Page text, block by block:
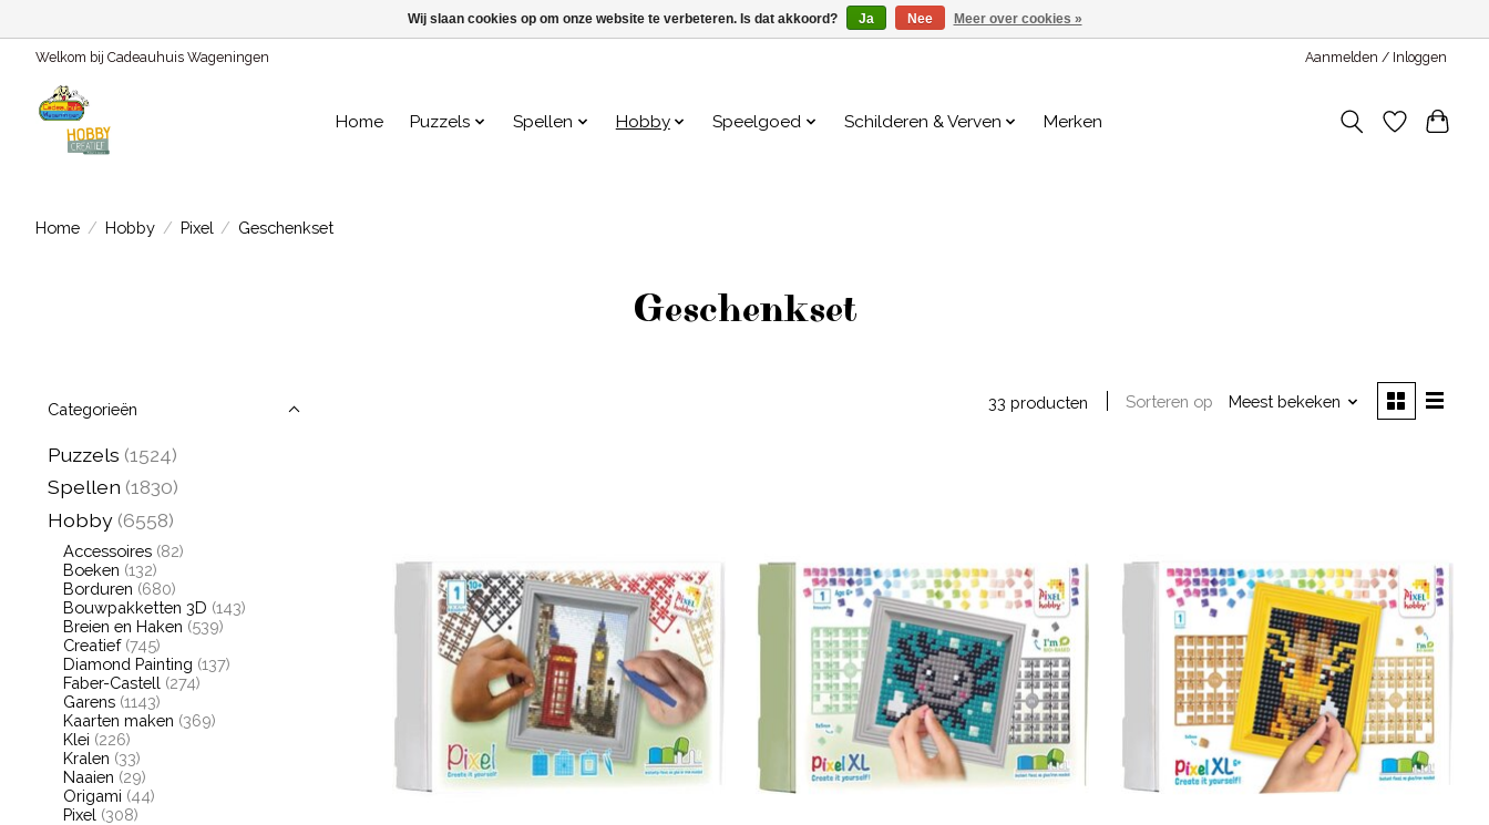
Welkom bij Cadeauhuis Wageningen Aanmelden / Inloggen
Home Puzzels Spellen Hobby Speelgoed Schilderen & Verven Merken
Home / Hobby / Pixel / Geschenkset
Geschenkset
Categorieën
Puzzels (1524)
Spellen (1830)
Hobby (6558)
Accessoires (82)
Boeken (132)
Borduren (680)
Bouwpakketten 3D (143)
Breien en Haken (539)
Creatief (745)
Diamond Painting (137)
Faber-Castell (274)
Garens (1143)
Kaarten maken (369)
Klei (226)
Kralen (33)
Naaien (29)
Origami (44)
Pixel (308)
33 producten Sorteren op Meest bekeken
Wij slaan cookies op om onze website te verbeteren. Is dat akkoord? Ja Nee Meer over cookies »